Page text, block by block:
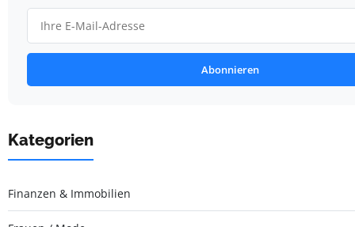
Abonnieren
Kategorien
Finanzen & Immobilien